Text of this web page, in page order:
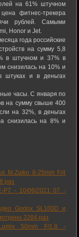
на 61% штучном
фитнес-трекера
рублей. Самыми
Honor и Jet.
года российские
на сумму 5,8
в штучном и 37% в
снизилась на 10% и
штуках и в деньгах
часы. С января по
на сумму свыше 400
на 32%, в деньгах
снизилась на 8% и
M.Zuiko 8-25mm F/4
раз
P7 - 10/06/2021 07 -
Godox SL100D и
2284 раз
50mm F/1.8 -